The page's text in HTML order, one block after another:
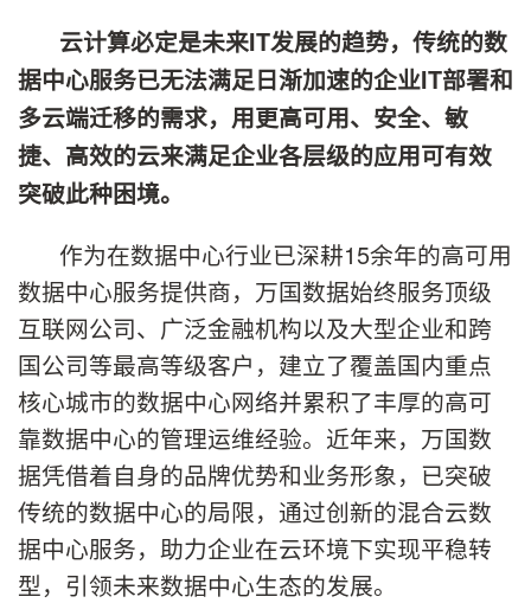
云计算必定是未来IT发展的趋势，传统的数
据中心服务已无法满足日渐加速的企业IT部署和
多云端迁移的需求，用更高可用、安全、敏
捷、高效的云来满足企业各层级的应用可有效
突破此种困境。
作为在数据中心行业已深耕15余年的高可用
数据中心服务提供商，万国数据始终服务顶级
互联网公司、广泛金融机构以及大型企业和跨
国公司等最高等级客户，建立了覆盖国内重点
核心城市的数据中心网络并累积了丰厚的高可
靠数据中心的管理运维经验。近年来，万国数
据凭借着自身的品牌优势和业务形象，已突破
传统的数据中心的局限，通过创新的混合云数
据中心服务，助力企业在云环境下实现平稳转
型，引领未来数据中心生态的发展。